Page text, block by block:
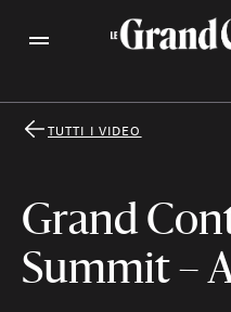
TUTTI I VIDEO
Grand
Summit –